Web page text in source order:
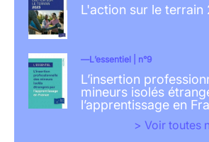
L'action sur le terrain
L’essentiel | n°9
L’insertion
mineurs isolés
l’apprentissage en
> Voir toutes